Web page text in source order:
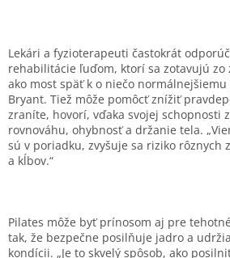
Lekári a fyzioterapeuti častokrát
rehabilitácie ľuďom, ktorí sa zotavujú zo
ako most späť k o niečo normálnejšiemu
Bryant. Tiež môže pomôcť znížiť
zraníte, hovorí, vďaka svojej schopnosti
rovnováhu, ohybnosť a držanie tela.
sú v poriadku, zvyšuje sa riziko rôznych
a kĺbov.“
Pilates môže byť prínosom aj pre
tak, že bezpečne posilňuje jadro a
kondícii. „Je to skvelý spôsob, ako